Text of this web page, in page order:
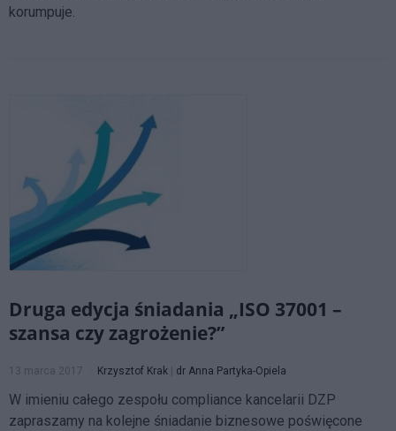
korumpuje.
Druga edycja śniadania „ISO 37001 –
szansa czy zagrożenie?”
13 marca 2017 Krzysztof Krak dr Anna Partyka-Opiela
W imieniu całego zespołu compliance kancelarii DZP
zapraszamy na kolejne śniadanie biznesowe poświęcone